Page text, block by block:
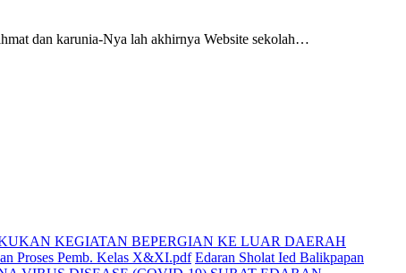
dan karunia-Nya lah akhirnya Website sekolah…
KEGIATAN BEPERGIAN KE LUAR DAERAH
Proses Pemb. Kelas X&XI.pdf Edaran Sholat Ied Balikpapan